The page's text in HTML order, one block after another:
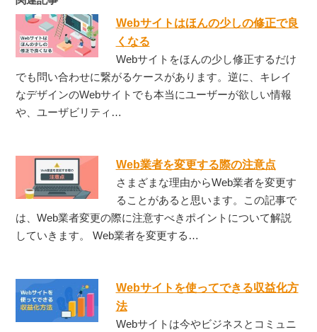
Webサイトはほんの少しの修正で良
くなる
Webサイトをほんの少し修正するだけ
でも問い合わせに繋がるケースがあります。逆に、キレイ
なデザインのWebサイトでも本当にユーザーが欲しい情報
や、ユーザビリティ…
Web業者を変更する際の注意点
さまざまな理由からWeb業者を変更す
ることがあると思います。この記事で
は、Web業者変更の際に注意すべきポイントについて解説
していきます。 Web業者を変更する…
Webサイトを使ってできる収益化方
法
Webサイトは今やビジネスとコミュニ